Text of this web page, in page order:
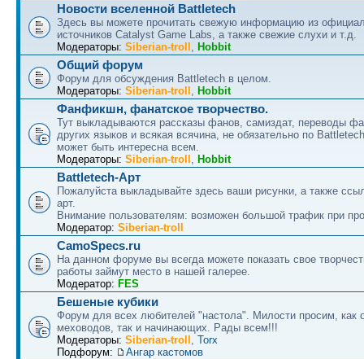
Новости вселенной Battletech
Здесь вы можете прочитать свежую информацию из
источников Catalyst Game Labs, а также свежие слухи и т.д.
Модераторы: Siberian-troll Hobbit
Общий форум
Форум для обсуждения Battletech в целом.
Модераторы: Siberian-troll Hobbit
Фанфикшн, фанатское творчество.
Тут выкладываются рассказы фанов, самиздат, переводы
других языков и всякая всячина, не обязательно по
может быть интересна всем.
Модераторы: Siberian-troll Hobbit
Battletech-Арт
Пожалуйста выкладывайте здесь ваши рисунки, а также
арт.
Внимание пользователям: возможен большой трафик при
Модератор: Siberian-troll
CamoSpecs.ru
На данном форуме вы всегда можете показать свое
работы займут место в нашей галерее.
Модератор: FES
Бешеные кубики
Форум для всех любителей "настола". Милости просим, как
меховодов, так и начинающих. Рады всем!!!
Модераторы: Siberian-troll Torx
Подфорум:
Ангар кастомов